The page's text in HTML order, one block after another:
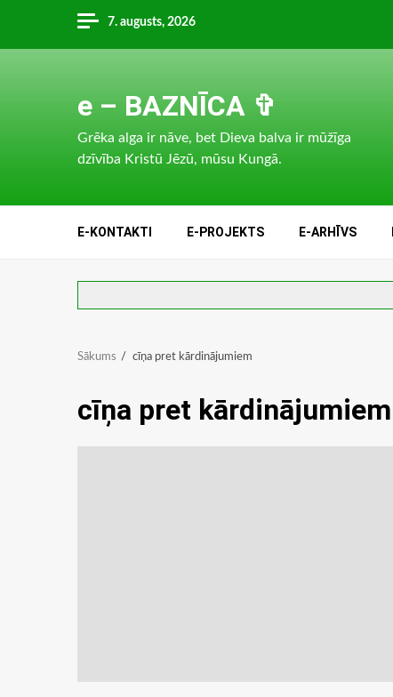
content
7. augusts, 2026
e – BAZNĪCA ✞
Grēka alga ir nāve, bet Dieva balva ir mūžīga
dzīvība Kristū Jēzū, mūsu Kungā.
E-KONTAKTI E-PROJEKTS E-ARHĪVS
Sākums cīņa pret kārdinājumiem
cīņa pret kārdinājumiem